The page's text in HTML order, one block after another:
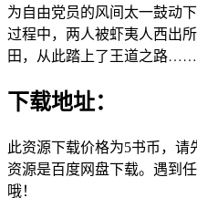
为自由党员的风间太一鼓动
过程中，两人被虾夷人西出
田，从此踏上了王道之路……
下载地址：
此资源下载价格为5书币，请
资源是百度网盘下载。遇到
哦！